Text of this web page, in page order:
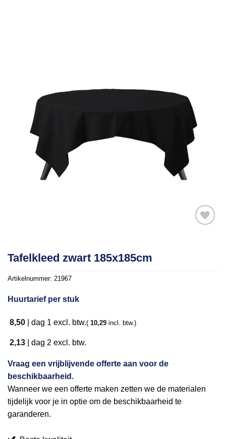
verlanglijst
Tafelkleed zwart 185x185cm
Artikelnummer: 21967
Huurtarief per stuk
8,50 dag 1 excl. btw.( 10,29 incl. btw.)
2,13 dag 2 excl. btw.
Vraag een vrijblijvende offerte aan voor de
beschikbaarheid.
Wanneer we een offerte maken zetten we de materialen
tijdelijk voor je in optie om de beschikbaarheid te
garanderen.